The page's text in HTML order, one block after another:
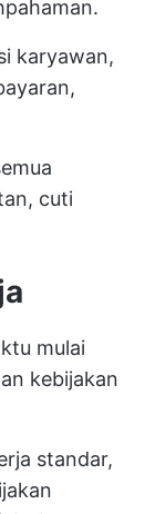
karyawan,
cuti
mulai
kebijakan
standar,